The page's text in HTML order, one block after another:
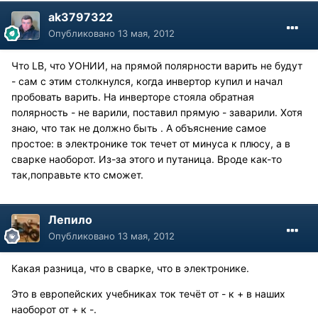
ak3797322
Опубликовано 13 мая, 2012
Что LB, что УОНИИ, на прямой полярности варить не будут
- сам с этим столкнулся, когда инвертор купил и начал
пробовать варить. На инверторе стояла обратная
полярность - не варили, поставил прямую - заварили. Хотя
знаю, что так не должно быть . А объяснение самое
простое: в электронике ток течет от минуса к плюсу, а в
сварке наоборот. Из-за этого и путаница. Вроде как-то
так,поправьте кто сможет.
Лепило
Опубликовано 13 мая, 2012
Какая разница, что в сварке, что в электронике.
Это в европейских учебниках ток течёт от - к + в наших
наоборот от + к -.